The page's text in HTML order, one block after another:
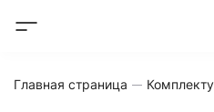
Главная страница